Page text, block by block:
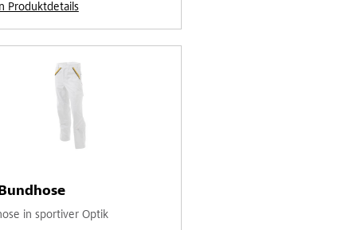
Produktdetails
in sportiver Optik